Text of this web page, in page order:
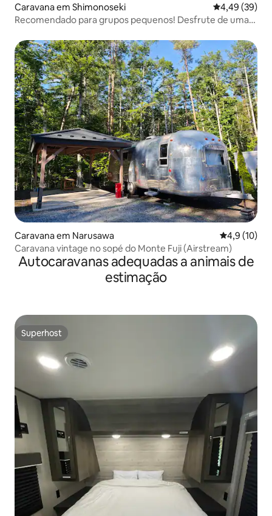
Caravana em Shimonoseki Classificação
4,49 (39)
Recomendado para grupos pequenos! Desfrute de uma
aroma de cedro (Kengo Kuma x snowpeak design)]
Caravana em Narusawa
4,9 (10)
Caravana vintage no sopé do Monte Fuji (Airstream)
Autocaravanas adequadas a animais de
estimação
Superhost
Superhost